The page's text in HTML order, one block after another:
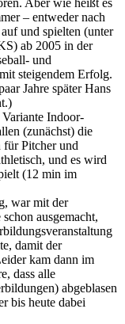
– entweder nach
und spielten (unter
ab 2005 in der
und
steigendem Erfolg.
Jahre später Hans
Indoor-
(zunächst) die
Pitcher und
und es wird
(12 min im
war mit der
ausgemacht,
damit der
kam dann im
dass alle
abgeblasen
bis heute dabei